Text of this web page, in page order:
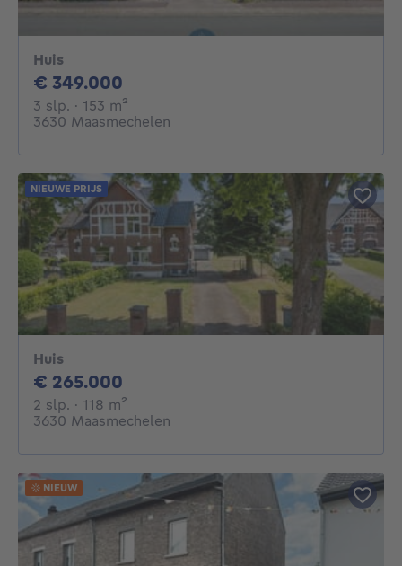
Huis
€ 349.000
3 slp. 3 slaapkamers
· 153 m²
3630 Maasmechelen
Huis
€ 265.000
2 slp. 2 slaapkamers
· 118 m²
3630 Maasmechelen
NIEUWE PRIJS
NIEUW